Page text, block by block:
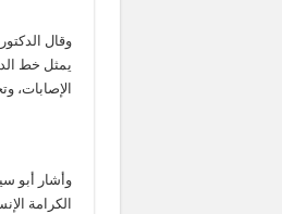
وقال
يمثل خط
الإصابات،
وأشار أبو
الكرامة